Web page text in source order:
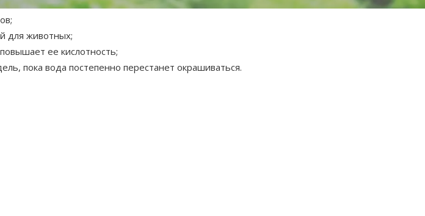
для животных;
ее кислотность;
пока вода постепенно перестанет окрашиваться.